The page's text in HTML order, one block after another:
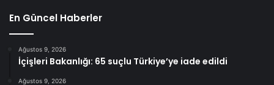
En Güncel Haberler
Ağustos 9, 2026
İçişleri Bakanlığı: 65 suçlu Türkiye’ye iade edildi
Ağustos 9, 2026